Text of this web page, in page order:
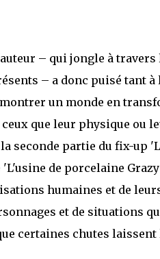
– qui jongle à
– a donc puisé tant
un monde en
que leur physique ou
seconde partie du fix-up
de porcelaine
humaines et de
et de situations
certaines chutes